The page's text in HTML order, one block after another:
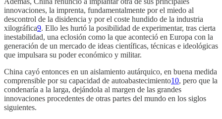
innovaciones, la imprenta, fundamentalmente por el miedo al
descontrol de la disidencia y por el coste hundido de la industria
xilográfica9. Ello les hurtó la posibilidad de experimentar, tras cierta
inestabilidad, una eclosión como la que aconteció en Europa con la
generación de un mercado de ideas científicas, técnicas e ideológicas
que impulsara su poder económico y militar.
China cayó entonces en un aislamiento autárquico, en buena medida
comprensible por su capacidad de autoabastecimiento10, pero que la
condenaría a la larga, dejándola al margen de las grandes
innovaciones procedentes de otras partes del mundo en los siglos
siguientes.